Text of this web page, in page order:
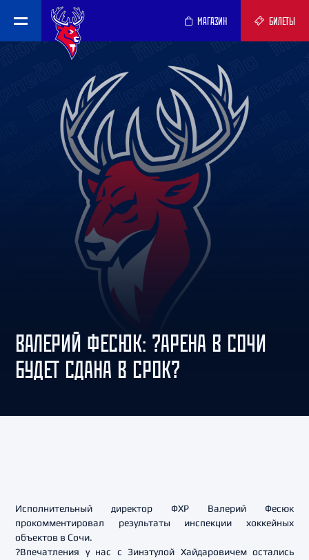
МАГАЗИН БИЛЕТЫ
ВАЛЕРИЙ ФЕСЮК: ?АРЕНА В СОЧИ
БУДЕТ СДАНА В СРОК?
Исполнительный директор ФХР Валерий Фесюк
прокомментировал результаты инспекции хоккейных
объектов в Сочи.
?Впечатления у нас с Зинэтулой Хайдаровичем остались